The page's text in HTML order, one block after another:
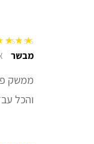
דורג5מתוךמבשר
ממשק
והכל